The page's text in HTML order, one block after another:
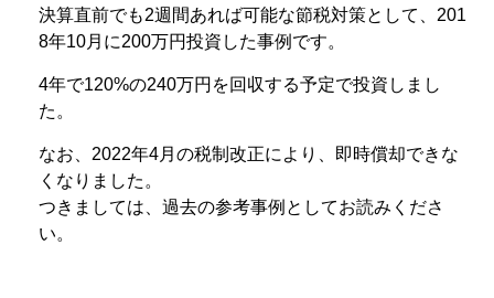
決算直前でも2週間あれば可能な節税対策として、201
8年10月に200万円投資した事例です。
4年で120%の240万円を回収する予定で投資しまし
た。
なお、2022年4月の税制改正により、即時償却できな
くなりました。
つきましては、過去の参考事例としてお読みくださ
い。